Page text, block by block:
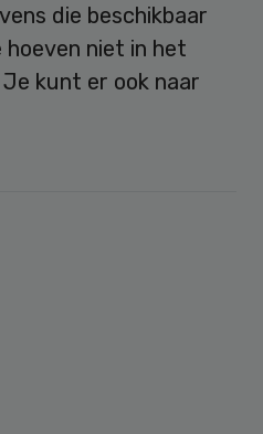
die beschikbaar
hoeven niet in het
kunt er ook naar